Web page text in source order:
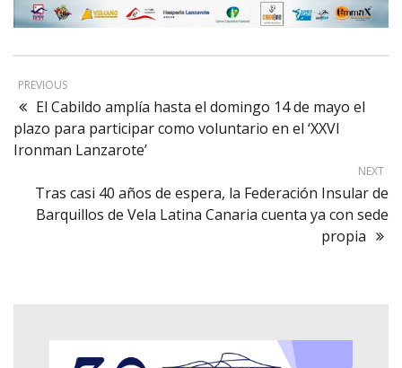
PREVIOUS
El Cabildo amplía hasta el domingo 14 de mayo el
plazo para participar como voluntario en el ‘XXVI
Ironman Lanzarote’
NEXT
Tras casi 40 años de espera, la Federación Insular de
Barquillos de Vela Latina Canaria cuenta ya con sede
propia